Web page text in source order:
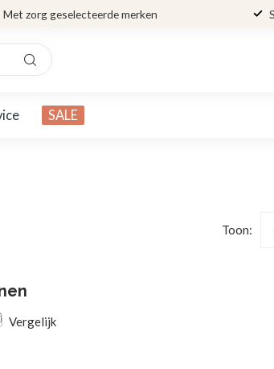
Met zorg geselecteerde merken
SALE
Toon:
Vergelijk